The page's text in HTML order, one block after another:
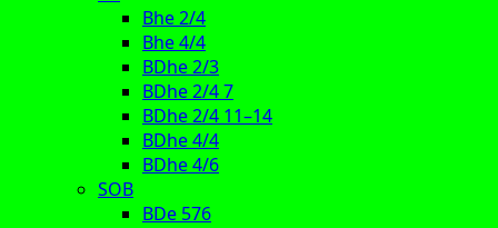
Bhe 2/4
Bhe 4/4
BDhe 2/3
BDhe 2/4 7
BDhe 2/4 11–14
BDhe 4/4
BDhe 4/6
SOB
BDe 576